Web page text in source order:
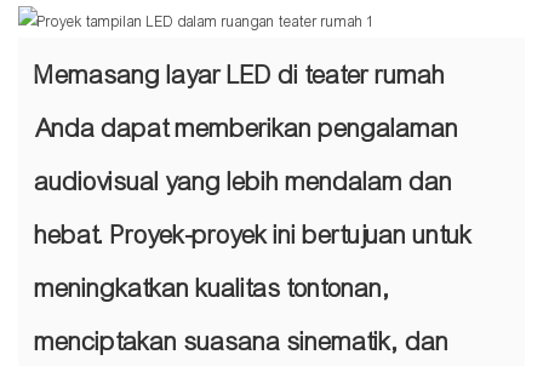
Memasang layar LED di teater rumah
Anda dapat memberikan pengalaman
audiovisual yang lebih mendalam dan
hebat. Proyek-proyek ini bertujuan untuk
meningkatkan kualitas tontonan,
menciptakan suasana sinematik, dan